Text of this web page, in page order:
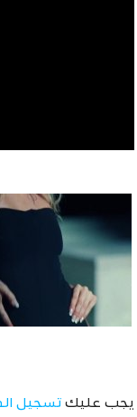
يجب عليك تسجيل